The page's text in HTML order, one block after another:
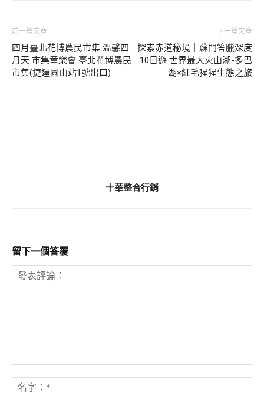
前一篇文章
四月臺北花博農民市集 溫馨四
月天 市集童樂會 臺北花博農民
市集(捷運圓山站1號出口)
下一篇文章
探索赤道秘境｜蘇門答臘深度
10日遊 世界最大火山湖-多巴
湖×紅毛猩猩生態之旅
十華整合行銷
留下一個答覆